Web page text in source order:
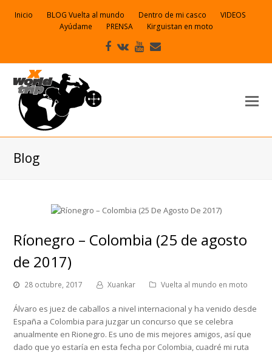
Inicio BLOG Vuelta al mundo Dentro de mi casco
VIDEOS
Ayúdame
PRENSA Kirguistan en moto
Facebook
VK Youtube
electrónico
Blog
Ríonegro – Colombia (25 de agosto
de 2017)
28 octubre, 2017 Xuankar Vuelta al mundo en moto
Álvaro es juez de caballos a nivel internacional y ha venido desde
España a Colombia para juzgar un concurso que se celebra
anualmente en Rionegro. Es uno de mis mejores amigos, así que
dado que yo estaría en esta fecha por Colombia, cuadré mi ruta